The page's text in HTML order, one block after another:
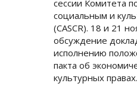
сессии Комитета
социальным и
(CASCR). 18 и 21
обсуждение
исполнению
пакта об
культурных правах.